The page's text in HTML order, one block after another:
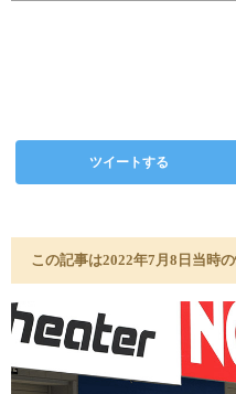
ツイートする
この記事は2022年7月8日当時